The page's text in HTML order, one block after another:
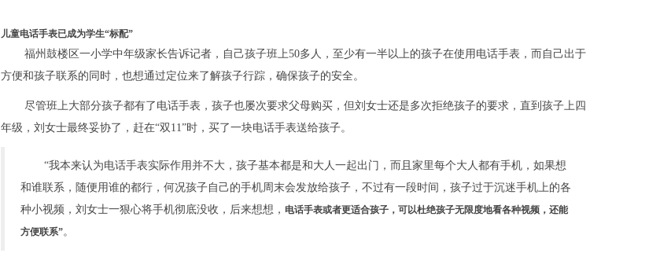
儿童电话手表已成为学生“标配”
福州鼓楼区一小学中年级家长告诉记者，自己孩子班上50多人，至少有一半以上的孩子在使用电话手表，而自己出于
方便和孩子联系的同时，也想通过定位来了解孩子行踪，确保孩子的安全。
尽管班上大部分孩子都有了电话手表，孩子也屡次要求父母购买，但刘女士还是多次拒绝孩子的要求，直到孩子上四
年级，刘女士最终妥协了，赶在“双11”时，买了一块电话手表送给孩子。
“我本来认为电话手表实际作用并不大，孩子基本都是和大人一起出门，而且家里每个大人都有手机，如果想
和谁联系，随便用谁的都行，何况孩子自己的手机周末会发放给孩子，不过有一段时间，孩子过于沉迷手机上的各
种小视频，刘女士一狠心将手机彻底没收，后来想想， 电话手表或者更适合孩子，可以杜绝孩子无限度地看各种视频，还能
方便联系”。